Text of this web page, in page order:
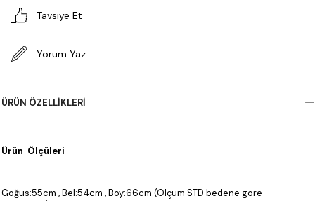
Tavsiye Et
Yorum Yaz
ÜRÜN ÖZELLIKLERI
Ürün Ölçüleri
Göğüs:55cm , Bel:54cm , Boy:66cm (Ölçüm STD bedene göre